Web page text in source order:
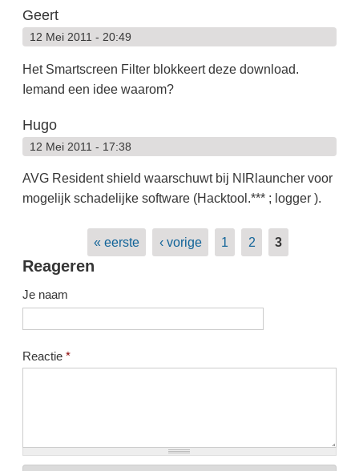
Geert
12 Mei 2011 - 20:49
Het Smartscreen Filter blokkeert deze download.
Iemand een idee waarom?
Hugo
12 Mei 2011 - 17:38
AVG Resident shield waarschuwt bij NIRlauncher voor
mogelijk schadelijke software (Hacktool.*** ; logger ).
« eerste ‹ vorige 1 2 3
Reageren
Je naam
Reactie *